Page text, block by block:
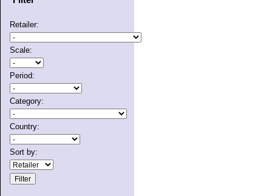
Retailer:
Scale:
Period:
Category:
Country:
Sort by: